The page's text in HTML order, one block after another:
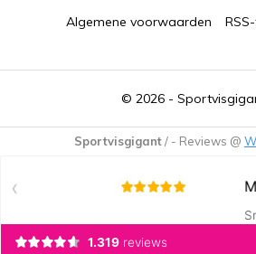
© 2026 -
Algemene voorwaarden
Sportvisgigant/ - Reviews @